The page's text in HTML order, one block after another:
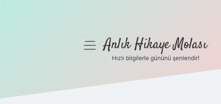
Gizlilik Politikası
menüyüAnlık Hikaye Molası
Hızlı bilgilerle gününü şenlendir!